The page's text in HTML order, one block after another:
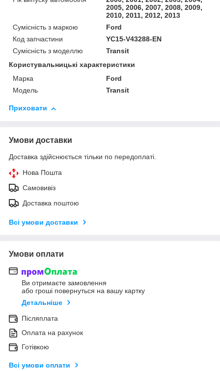
2005, 2006, 2007, 2008, 2009,
2010, 2011, 2012, 2013
Сумісність з маркою
Ford
Код запчастини
YC15-V43288-EN
Сумісність з моделлю
Transit
Користувальницькі характеристики
Марка
Ford
Модель
Transit
Приховати
Умови доставки
Доставка здійснюється тільки по передоплаті.
Нова Пошта
Самовивіз
Доставка поштою
Всі умови доставки
Умови оплати
Ви отримаєте замовлення
або гроші повернуться на вашу картку
Детальніше
Післяплата
Оплата на рахунок
Готівкою
Всі умови оплати